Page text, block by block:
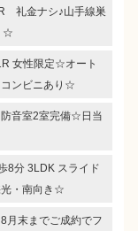
礼金ナシ♪山手線巣
☆
女性限定☆オート
ンビニあり☆
防音室2室完備☆日当
8分 3LDK スライド
光・南向き☆
月末までご成約でフ